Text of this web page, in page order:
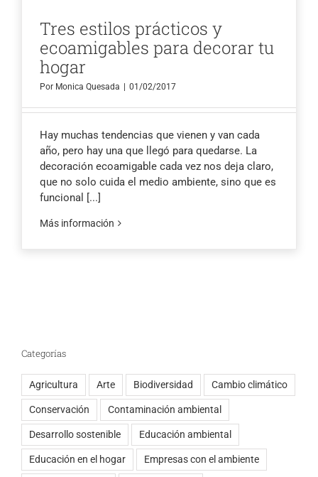
Tres estilos prácticos y
ecoamigables para decorar tu
hogar
Por Monica Quesada | 01/02/2017
Hay muchas tendencias que vienen y van cada
año, pero hay una que llegó para quedarse. La
decoración ecoamigable cada vez nos deja claro,
que no solo cuida el medio ambiente, sino que es
funcional [...]
Más información
Categorías
Agricultura Arte Biodiversidad Cambio climático
Conservación Contaminación ambiental
Desarrollo sostenible Educación ambiental
Educación en el hogar Empresas con el ambiente